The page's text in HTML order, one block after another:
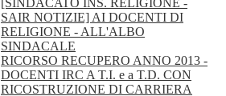
[SINDACATO INS. RELIGIONE -
SAIR NOTIZIE] AI DOCENTI DI
RELIGIONE - ALL'ALBO
SINDACALE
RICORSO RECUPERO ANNO 2013 -
DOCENTI IRC A T.I. e a T.D. CON
RICOSTRUZIONE DI CARRIERA